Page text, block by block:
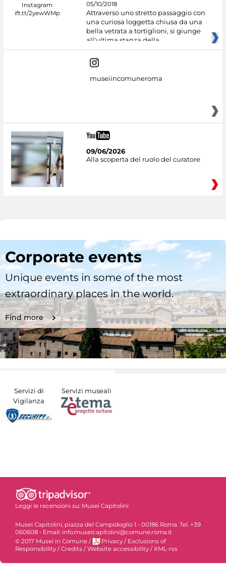
05/10/2018
Attraverso uno stretto passaggio con
una curiosa loggetta chiusa da una
bella vetrata a tortiglioni, si giunge
all'ultima stanza della
museiincomuneroma
09/06/2026
Alla scoperta del ruolo del curatore
Corporate events
Unique events in some of the most
extraordinary places in the world.
Find more
Servizi di
Vigilanza
Servizi museali
Leggi le recensioni su: Musei Capitolini
Musei Capitolini, piazza del Campidoglio 1 - 00186 Roma. Tel. +39
060608 - Email: info.museicapitolini@comune.roma.it
© 2017 Musei in Comune / Privacy / Exclusions of
Responsibility / Credits / Website accessibility / XML-rss